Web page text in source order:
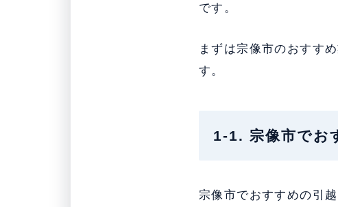
です。
まずは宗像市のおすす
す。
1-1. 宗像市でお
宗像市でおすすめの引